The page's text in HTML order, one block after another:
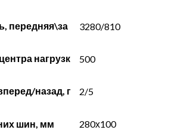
передняя\за 3280/810
нагрузк 500
назад, г 2/5
шин, мм 280х100